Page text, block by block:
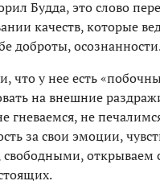
Будда, это слово
качеств, которые
доброты,
что у нее есть
на внешние
гневаемся, не
за свои эмоции,
открываем